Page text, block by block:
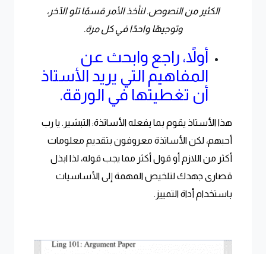
الكثير من النصوص. لنأخذ الأمر قسمًا تلو الآخر،
وتوجيهًا واحدًا في كل مرة.
أولاً، راجع وابحث عن
المفاهيم التي يريد الأستاذ
أن تغطيتها في الورقة.
هذا الأستاذ يقوم بما يفعله الأساتذة: التبشير. يا رب
أحبهم، لكن الأساتذة معروفون بتقديم معلومات
أكثر من اللازم أو قول أكثر مما يجب قوله، لذا ابذل
قصارى جهدك لتلخيص المهمة إلى الأساسيات
باستخدام أداة التمييز.